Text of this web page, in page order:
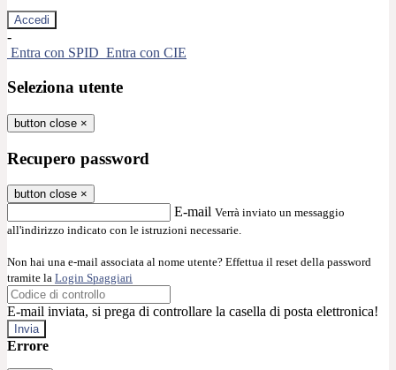
-
Entra con SPID Entra con CIE
Seleziona utente
button close ×
Recupero password
button close ×
E-mail Verrà inviato un messaggio
all'indirizzo indicato con le istruzioni necessarie.
Non hai una e-mail associata al nome utente? Effettua il reset della password
tramite la Login Spaggiari
E-mail inviata, si prega di controllare la casella di posta elettronica!
Errore